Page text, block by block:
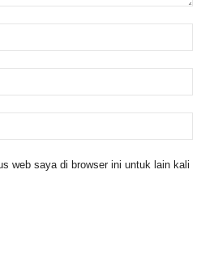
web saya di browser ini untuk lain kali